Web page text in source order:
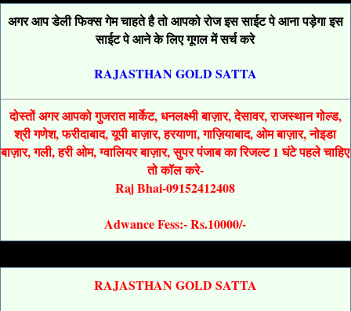
अगर आप डेली फिक्स गेम चाहते है तो आपको रोज इस साईट पे आना पड़ेगा इस
साईट पे आने के लिए गूगल में सर्च करे
RAJASTHAN GOLD SATTA
दोस्तों अगर आपको गुजरात मार्केट, धनलक्ष्मी बाज़ार, देसावर, राजस्थान गोल्ड,
श्री गणेश, फरीदाबाद, यूपी बाज़ार, हरयाणा, गाज़ियाबाद, ओम बाज़ार, नोइडा
बाज़ार, गली, हरी ओम, ग्वालियर बाज़ार, सुपर पंजाब का रिजल्ट 1 घंटे पहले चाहिए
तो कॉल करे-
Raj Bhai-09152412408
Adwance Fess:- Rs.10000/-
RAJASTHAN GOLD SATTA